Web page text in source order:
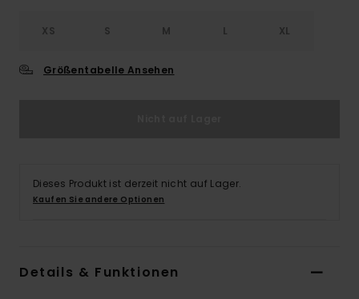
XS S M L XL
Größentabelle Ansehen
Dieses Produkt ist derzeit nicht auf Lager.
Kaufen Sie andere Optionen
Details & Funktionen